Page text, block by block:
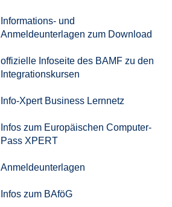
Informations- und
Anmeldeunterlagen zum Download
offizielle Infoseite des BAMF zu den
Integrationskursen
Info-Xpert Business Lernnetz
Infos zum Europäischen Computer-
Pass XPERT
Anmeldeunterlagen
Infos zum BAföG